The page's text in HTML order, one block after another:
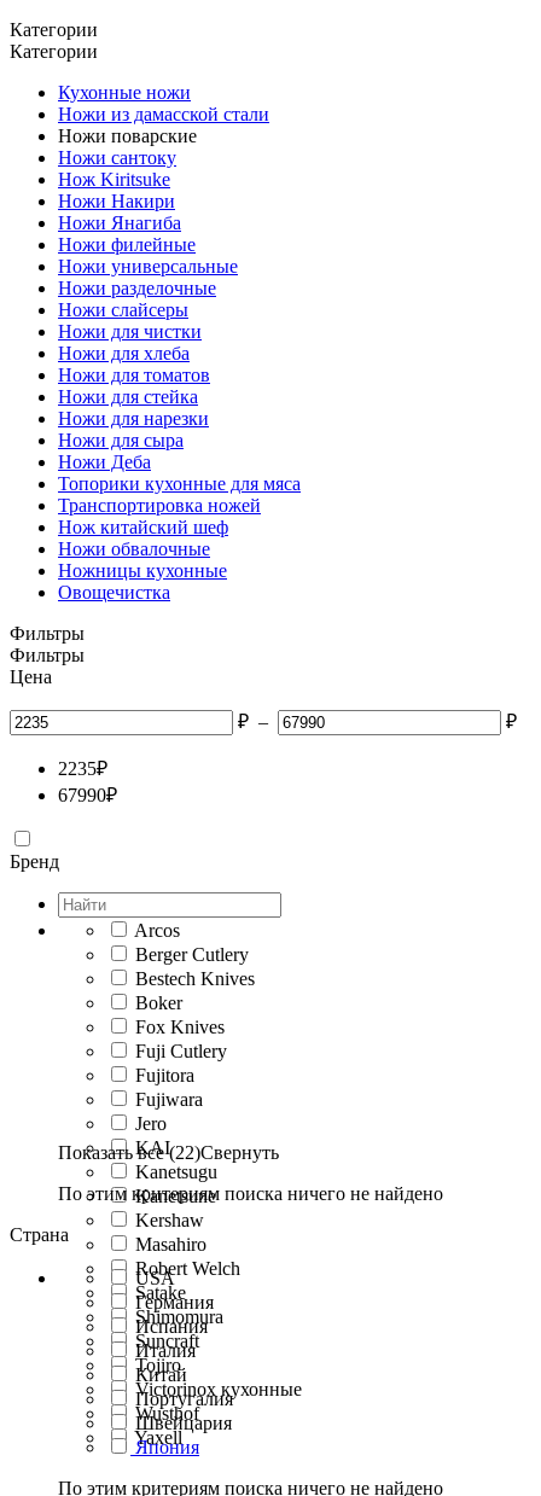
Категории
Категории
Кухонные ножи
Ножи из дамасской стали
Ножи поварские
Ножи сантоку
Нож Kiritsuke
Ножи Накири
Ножи Янагиба
Ножи филейные
Ножи универсальные
Ножи разделочные
Ножи слайсеры
Ножи для чистки
Ножи для хлеба
Ножи для томатов
Ножи для стейка
Ножи для нарезки
Ножи для сыра
Ножи Деба
Топорики кухонные для мяса
Транспортировка ножей
Нож китайский шеф
Ножи обвалочные
Ножницы кухонные
Овощечистка
Фильтры
Фильтры
Цена
₽ – ₽
2235₽
67990₽
Бренд
Arcos
Berger Cutlery
Bestech Knives
Boker
Fox Knives
Fuji Cutlery
Fujitora
Fujiwara
Jero
KAI
Kanetsugu
Kanetsune
Kershaw
Masahiro
Robert Welch
Satake
Shimomura
Suncraft
Tojiro
Victorinox кухонные
Wusthof
Yaxell
Показать все (22)Свернуть
По этим критериям поиска ничего не найдено
Страна
USA
Германия
Испания
Италия
Китай
Португалия
Швейцария
Япония
По этим критериям поиска ничего не найдено